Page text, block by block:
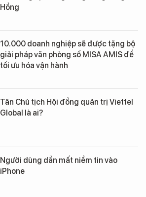
Hồng
10.000 doanh nghiệp sẽ được tặng bộ
giải pháp văn phòng số MISA AMIS để
tối ưu hóa vận hành
Tân Chủ tịch Hội đồng quản trị Viettel
Global là ai?
Người dùng dần mất niềm tin vào
iPhone